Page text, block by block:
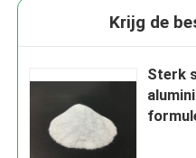
Krijg de
Sterk